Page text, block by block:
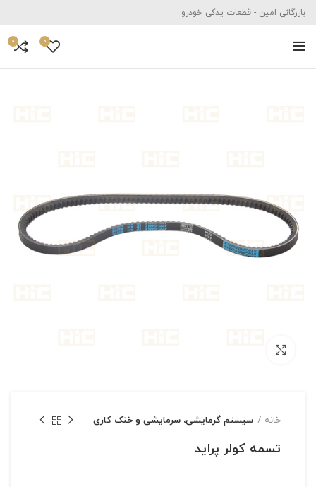
بازرگانی امین - قطعات یدکی خودرو
0
0
خانه سیستم گرمایشی، سرمایشی و خنک کاری
تسمه کولر پرايد